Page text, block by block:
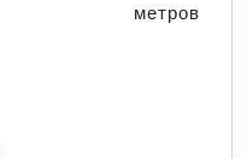
метров